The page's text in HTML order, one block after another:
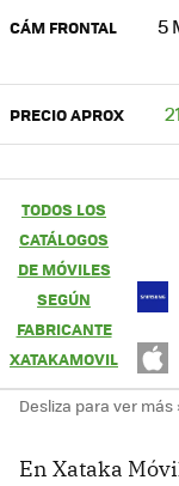
CÁM FRONTAL
5
PRECIO APROX
TODOS LOS
CATÁLOGOS
DE MÓVILES
SEGÚN
FABRICANTE
XATAKAMOVIL
En Xataka